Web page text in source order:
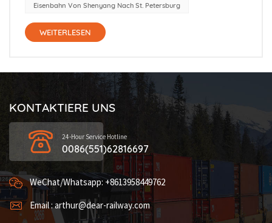
Eisenbahn Von Shenyang Nach St. Petersburg
WEITERLESEN
KONTAKTIERE UNS
24-Hour Service Hotline
0086(551)62816697
WeChat/Whatsapp: +8613958449762
Email : arthur@dear-railway.com